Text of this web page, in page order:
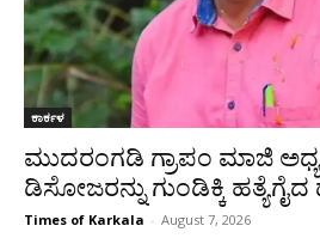
ಕಾರ್ಕಳ
ಮುದರಂಗಡಿ ಗ್ರಾಪಂ ಮಾಜಿ
ಡಿಸೋಜರನ್ನು ಗುಂಡಿಕ್ಕಿ
Times of Karkala - August 7, 2026